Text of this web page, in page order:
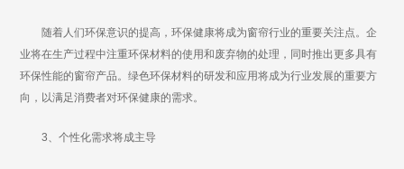
随着人们环保意识的提高，环保健康将成为窗帘行业的重要关注点。企
业将在生产过程中注重环保材料的使用和废弃物的处理，同时推出更多具有
环保性能的窗帘产品。绿色环保材料的研发和应用将成为行业发展的重要方
向，以满足消费者对环保健康的需求。
3、个性化需求将成主导